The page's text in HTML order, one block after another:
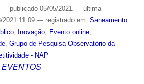
— publicado05/05/2021 — última
11:09 — registrado em: Saneamento
, Inovação, Evento online,
, Grupo de Pesquisa Observatório da
- NAP
EVENTOS